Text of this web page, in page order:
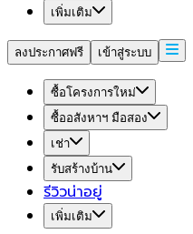
เพิ่มเติม
ลงประกาศฟรี เข้าสู่ระบบ
ซื้อโครงการใหม่
ซื้ออสังหาฯ มือสอง
เช่า
รับสร้างบ้าน
รีวิวน่าอยู่
เพิ่มเติม